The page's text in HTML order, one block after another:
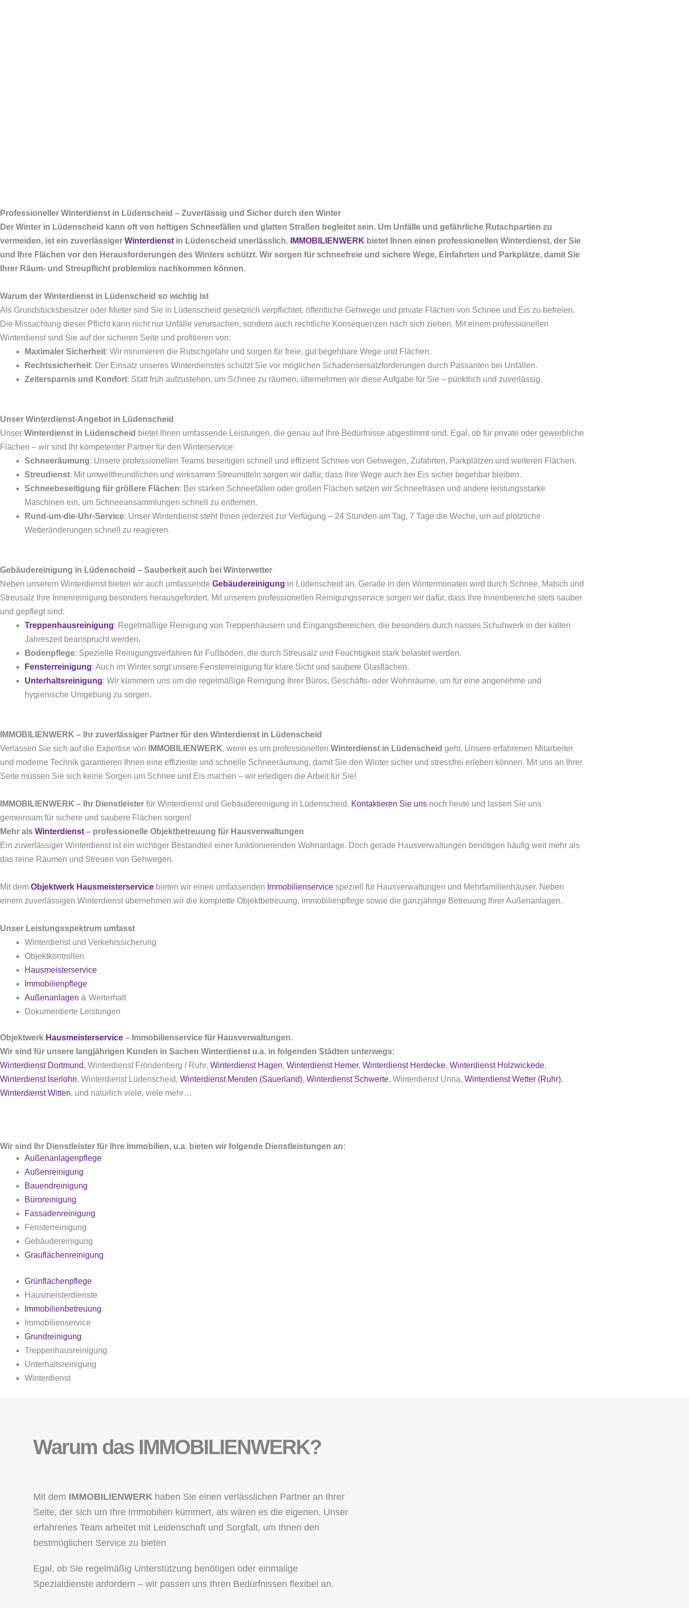
Professioneller Winterdienst in Lüdenscheid – Zuverlässig und Sicher durch den Winter
Der Winter in Lüdenscheid kann oft von heftigen Schneefällen und glatten Straßen begleitet sein. Um Unfälle und gefährliche Rutschpartien zu
vermeiden, ist ein zuverlässiger Winterdienst in Lüdenscheid unerlässlich. IMMOBILIENWERK bietet Ihnen einen professionellen Winterdienst, der Sie
und Ihre Flächen vor den Herausforderungen des Winters schützt. Wir sorgen für schneefreie und sichere Wege, Einfahrten und Parkplätze, damit Sie
Ihrer Räum- und Streupflicht problemlos nachkommen können.
Warum der Winterdienst in Lüdenscheid so wichtig ist
Als Grundstücksbesitzer oder Mieter sind Sie in Lüdenscheid gesetzlich verpflichtet, öffentliche Gehwege und private Flächen von Schnee und Eis zu befreien.
Die Missachtung dieser Pflicht kann nicht nur Unfälle verursachen, sondern auch rechtliche Konsequenzen nach sich ziehen. Mit einem professionellen
Winterdienst sind Sie auf der sicheren Seite und profitieren von:
Maximaler Sicherheit: Wir minimieren die Rutschgefahr und sorgen für freie, gut begehbare Wege und Flächen.
Rechtssicherheit: Der Einsatz unseres Winterdienstes schützt Sie vor möglichen Schadensersatzforderungen durch Passanten bei Unfällen.
Zeitersparnis und Komfort: Statt früh aufzustehen, um Schnee zu räumen, übernehmen wir diese Aufgabe für Sie – pünktlich und zuverlässig.
Unser Winterdienst-Angebot in Lüdenscheid
Unser Winterdienst in Lüdenscheid bietet Ihnen umfassende Leistungen, die genau auf Ihre Bedürfnisse abgestimmt sind. Egal, ob für private oder gewerbliche
Flächen – wir sind Ihr kompetenter Partner für den Winterservice:
Schneeräumung: Unsere professionellen Teams beseitigen schnell und effizient Schnee von Gehwegen, Zufahrten, Parkplätzen und weiteren Flächen.
Streudienst: Mit umweltfreundlichen und wirksamen Streumitteln sorgen wir dafür, dass Ihre Wege auch bei Eis sicher begehbar bleiben.
Schneebeseitigung für größere Flächen: Bei starken Schneefällen oder großen Flächen setzen wir Schneefräsen und andere leistungsstarke
Maschinen ein, um Schneeansammlungen schnell zu entfernen.
Rund-um-die-Uhr-Service: Unser Winterdienst steht Ihnen jederzeit zur Verfügung – 24 Stunden am Tag, 7 Tage die Woche, um auf plötzliche
Wetteränderungen schnell zu reagieren.
Gebäudereinigung in Lüdenscheid – Sauberkeit auch bei Winterwetter
Neben unserem Winterdienst bieten wir auch umfassende Gebäudereinigung in Lüdenscheid an. Gerade in den Wintermonaten wird durch Schnee, Matsch und
Streusalz Ihre Innenreinigung besonders herausgefordert. Mit unserem professionellen Reinigungsservice sorgen wir dafür, dass Ihre Innenbereiche stets sauber
und gepflegt sind:
Treppenhausreinigung: Regelmäßige Reinigung von Treppenhäusern und Eingangsbereichen, die besonders durch nasses Schuhwerk in der kalten
Jahreszeit beansprucht werden.
Bodenpflege: Spezielle Reinigungsverfahren für Fußböden, die durch Streusalz und Feuchtigkeit stark belastet werden.
Fensterreinigung: Auch im Winter sorgt unsere Fensterreinigung für klare Sicht und saubere Glasflächen.
Unterhaltsreinigung: Wir kümmern uns um die regelmäßige Reinigung Ihrer Büros, Geschäfts- oder Wohnräume, um für eine angenehme und
hygienische Umgebung zu sorgen.
IMMOBILIENWERK – Ihr zuverlässiger Partner für den Winterdienst in Lüdenscheid
Verlassen Sie sich auf die Expertise von
IMMOBILIENWERK, wenn es um professionellen Winterdienst in Lüdenscheid geht. Unsere erfahrenen Mitarbeiter
und moderne Technik garantieren Ihnen eine effiziente und schnelle Schneeräumung, damit Sie den Winter sicher und stressfrei erleben können. Mit uns an Ihrer
Seite müssen Sie sich keine Sorgen um Schnee und Eis machen – wir erledigen die Arbeit für Sie!
IMMOBILIENWERK – Ihr Dienstleister für Winterdienst und Gebäudereinigung in Lüdenscheid. Kontaktieren Sie uns noch heute und lassen Sie uns
gemeinsam für sichere und saubere Flächen sorgen!
Mehr als Winterdienst – professionelle Objektbetreuung für Hausverwaltungen
Ein zuverlässiger Winterdienst ist ein wichtiger Bestandteil einer funktionierenden Wohnanlage. Doch gerade Hausverwaltungen benötigen häufig weit mehr als
das reine Räumen und Streuen von Gehwegen.
Mit dem Objektwerk Hausmeisterservice bieten wir einen umfassenden Immobilienservice speziell für Hausverwaltungen und Mehrfamilienhäuser. Neben
einem zuverlässigen Winterdienst übernehmen wir die komplette Objektbetreuung, Immobilienpflege sowie die ganzjährige Betreuung Ihrer Außenanlagen.
Unser Leistungsspektrum umfasst
Winterdienst und Verkehrssicherung
Objektkontrollen
Hausmeisterservice
Immobilienpflege
Außenanlagen & Werterhalt
Dokumentierte Leistungen
Objektwerk Hausmeisterservice – Immobilienservice für Hausverwaltungen.
Wir sind für unsere langjährigen Kunden in Sachen Winterdienst u.a. in folgenden Städten unterwegs:
Winterdienst Dortmund, Winterdienst Fröndenberg / Ruhr, Winterdienst Hagen, Winterdienst Hemer, Winterdienst Herdecke, Winterdienst Holzwickede,
Winterdienst Iserlohn, Winterdienst Lüdenscheid, Winterdienst Menden (Sauerland), Winterdienst Schwerte, Winterdienst Unna, Winterdienst Wetter (Ruhr),
Winterdienst Witten, und natürlich viele, viele mehr…
Wir sind Ihr Dienstleister für Ihre Immobilien, u.a. bieten wir folgende Dienstleistungen an:
Außenanlagenpflege
Außenreinigung
Bauendreinigung
Büroreinigung
Fassadenreinigung
Fensterreinigung
Gebäudereinigung
Grauflächenreinigung
Grünflächenpflege
Hausmeisterdienste
Immobilienbetreuung
Immobilienservice
Grundreinigung
Treppenhausreinigung
Unterhaltsreinigung
Winterdienst
Warum das IMMOBILIENWERK?
Mit dem IMMOBILIENWERK haben Sie einen verlässlichen Partner an Ihrer
Seite, der sich um Ihre Immobilien kümmert, als wären es die eigenen. Unser
erfahrenes Team arbeitet mit Leidenschaft und Sorgfalt, um Ihnen den
bestmöglichen Service zu bieten
Egal, ob Sie regelmäßig Unterstützung benötigen oder einmalige
Spezialdienste anfordern – wir passen uns Ihren Bedürfnissen flexibel an.